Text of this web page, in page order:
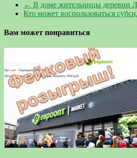
← В доме жительницы деревни
Кто может воспользоваться
Вам может понравиться